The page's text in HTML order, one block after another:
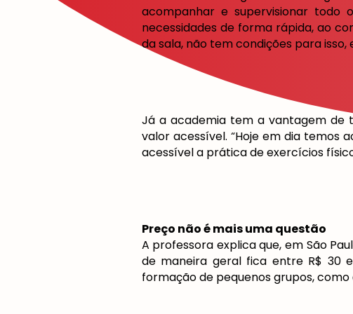
acompanhar e supervisionar
necessidades de forma rápida, ao
da sala, não tem condições para isso,
Já a academia tem a vantagem de
valor acessível. “Hoje em dia temos
acessível a prática de exercícios
Preço não é mais uma questão
A professora explica que, em São
de maneira geral fica entre R$ 30
formação de pequenos grupos, como